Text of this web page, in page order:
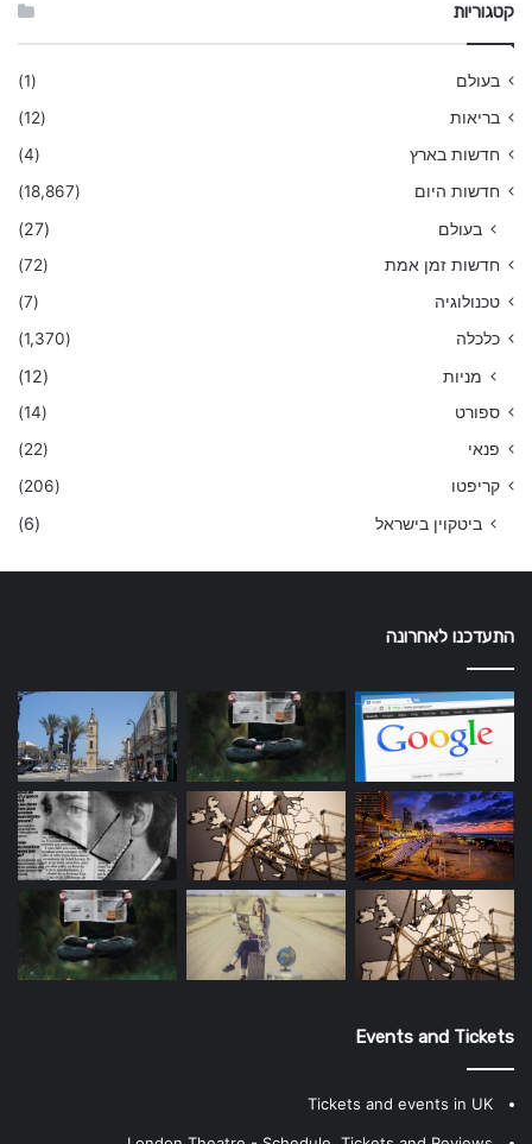
קטגוריות
בעולם
(1)
בריאות
(12)
חדשות בארץ
(4)
חדשות היום
(18,867)
בעולם (27)
חדשות זמן אמת
(72)
טכנולוגיה
(7)
כלכלה
(1,370)
מניות (12)
ספורט
(14)
פנאי
(22)
קריפטו
(206)
ביטקוין בישראל (6)
התעדכנו לאחרונה
Events and Tickets
Tickets and events in UK